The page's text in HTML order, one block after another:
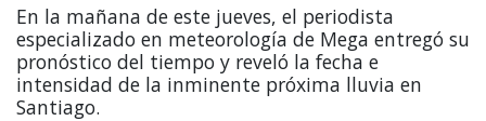
En la mañana de este jueves, el periodista
especializado en meteorología de Mega entregó su
pronóstico del tiempo y reveló la fecha e
intensidad de la inminente próxima lluvia en
Santiago.